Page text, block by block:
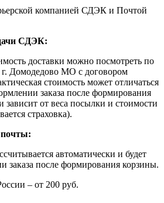
компанией СДЭК и Почтой
СДЭК:
доставки можно посмотреть по
г. Домодедово МО с договором
стоимость может отличаться
заказа после формирования
зависит от веса посылки и стоимости
страховка).
почты:
автоматически и будет
заказа после формирования корзины.
– от 200 руб.